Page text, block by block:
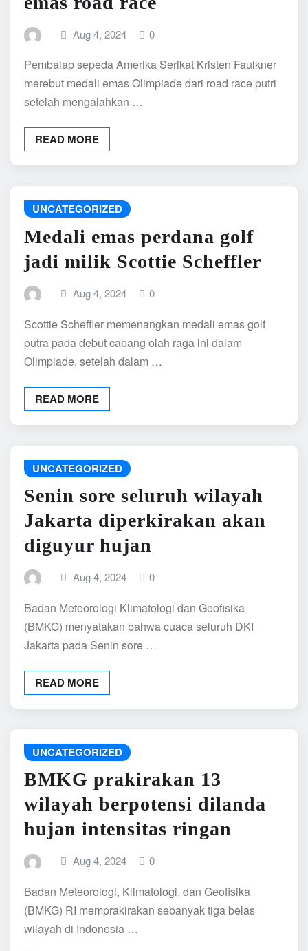
Aug 4, 2024 0
Pembalap sepeda Amerika Serikat Kristen Faulkner
merebut medali emas Olimpiade dari road race putri
setelah mengalahkan …
READ MORE
UNCATEGORIZED
Medali emas perdana golf
jadi milik Scottie Scheffler
Aug 4, 2024 0
Scottie Scheffler memenangkan medali emas golf
putra pada debut cabang olah raga ini dalam
Olimpiade, setelah dalam …
READ MORE
UNCATEGORIZED
Senin sore seluruh wilayah
Jakarta diperkirakan akan
diguyur hujan
Aug 4, 2024 0
Badan Meteorologi Klimatologi dan Geofisika
(BMKG) menyatakan bahwa cuaca seluruh DKI
Jakarta pada Senin sore …
READ MORE
UNCATEGORIZED
BMKG prakirakan 13
wilayah berpotensi dilanda
hujan intensitas ringan
Aug 4, 2024 0
Badan Meteorologi, Klimatologi, dan Geofisika
(BMKG) RI memprakirakan sebanyak tiga belas
wilayah di Indonesia …